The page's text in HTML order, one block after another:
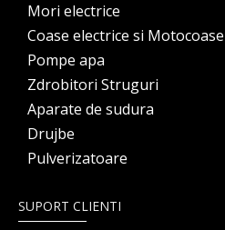
Mori electrice
Coase electrice si Motocoase
Pompe apa
Zdrobitori Struguri
Aparate de sudura
Drujbe
Pulverizatoare
SUPORT CLIENTI